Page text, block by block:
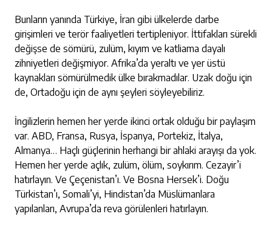
Bunların yanında Türkiye, İran gibi ülkelerde darbe
girişimleri ve terör faaliyetleri tertipleniyor. İttifakları sürekli
değişse de sömürü, zulüm, kıyım ve katliama dayalı
zihniyetleri değişmiyor. Afrika’da yeraltı ve yer üstü
kaynakları sömürülmedik ülke bırakmadılar. Uzak doğu için
de, Ortadoğu için de aynı şeyleri söyleyebiliriz.
İngilizlerin hemen her yerde ikinci ortak olduğu bir paylaşım
var. ABD, Fransa, Rusya, İspanya, Portekiz, İtalya,
Almanya… Haçlı güçlerinin herhangi bir ahlaki arayışı da yok.
Hemen her yerde açlık, zulüm, ölüm, soykırım. Cezayir’i
hatırlayın. Ve Çeçenistan’ı. Ve Bosna Hersek’i. Doğu
Türkistan’ı, Somali’yi, Hindistan’da Müslümanlara
yapılanları, Avrupa’da reva görülenleri hatırlayın.